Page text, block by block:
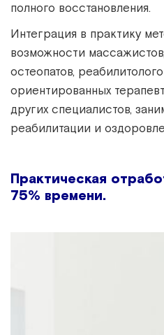
полного восстановления.
Интеграция в практику
возможности
остеопатов,
ориентированных
других специалистов,
реабилитации и
Практическая
75% времени.